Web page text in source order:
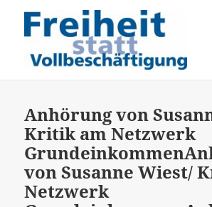
Anhörung von
Kritik am Netzwerk
Grundeinkommen
von Susanne Wiest/
Netzwerk